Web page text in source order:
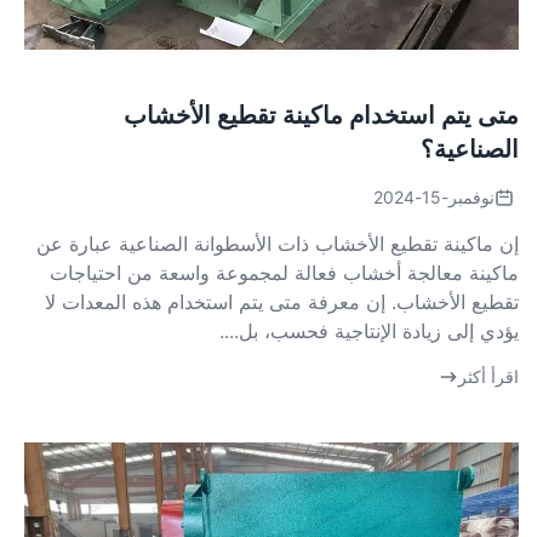
متى يتم استخدام ماكينة تقطيع الأخشاب
الصناعية؟
نوفمبر-15-2024
إن ماكينة تقطيع الأخشاب ذات الأسطوانة الصناعية عبارة عن
ماكينة معالجة أخشاب فعالة لمجموعة واسعة من احتياجات
تقطيع الأخشاب. إن معرفة متى يتم استخدام هذه المعدات لا
يؤدي إلى زيادة الإنتاجية فحسب، بل....
اقرأ أكثر